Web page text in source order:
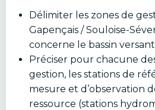
Délimiter les zones de
Gapençais / Souloise-
concerne le bassin
Préciser pour chacune
gestion, les stations de
mesure et d’observation
ressource (stations